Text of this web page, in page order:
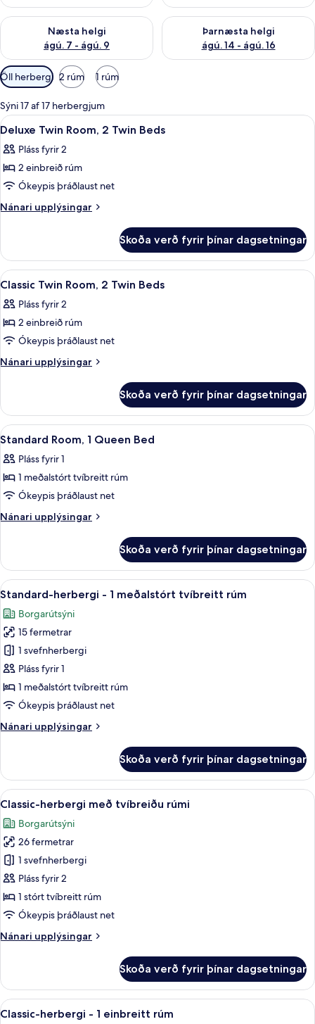
Næsta helgi
ágú. 7 - ágú. 9
Athuga framboð næstu helgi ágú. 7 - ágú. 9
Þarnæsta helgi
ágú. 14 - ágú. 16
Athuga framboð þarnæstu
Síur
í
boði
fyrir
herbergi
Öll herbergi 2 rúm 1 rúm
Sýni 17 af 17 herbergjum
Skoða
allar
myndir
fyrir
Deluxe
Twin
Twin
Beds
Rúmföt af bestu gerð, míníbar,
4
Deluxe Twin Room, 2 Twin Beds
Pláss fyrir 2
2 einbreið rúm
Ókeypis þráðlaust net
Nánari upplýsingar
Nánari
Twin
Room,
2
Beds
Skoða verð fyrir þínar dagsetningar
Skoða
allar
myndir
fyrir
Classic
Twin
Twin
Beds
Rúmföt af bestu gerð, míníbar,
3
Classic Twin Room, 2 Twin Beds
Pláss fyrir 2
2 einbreið rúm
Ókeypis þráðlaust net
Nánari upplýsingar
Nánari
Twin
Room,
2
Beds
Skoða verð fyrir þínar dagsetningar
Skoða
allar
myndir
fyrir
Standard
Room,
Bed
Rúmföt af bestu gerð, míníbar,
2
Standard Room, 1 Queen Bed
Pláss fyrir 1
1 meðalstórt tvíbreitt rúm
Ókeypis þráðlaust net
Nánari upplýsingar
Nánari
Room,
Queen
Skoða verð fyrir þínar dagsetningar
Skoða
allar
myndir
fyrir
Standard-
herbergi
-
1
meðalstórt
tvíbreitt
Rúmföt af bestu gerð, míníbar,
2
Standard-herbergi - 1 meðalstórt tvíbreitt rúm
Borgarútsýni
15 fermetrar
1 svefnherbergi
Pláss fyrir 1
1 meðalstórt tvíbreitt rúm
Ókeypis þráðlaust net
Nánari upplýsingar
Nánari
herbergi
1
tvíbreitt
rúm
Skoða verð fyrir þínar dagsetningar
Skoða
allar
myndir
fyrir
Classic-
herbergi
með
tvíbreiðu
Rúmföt af bestu gerð, míníbar,
4
Classic-herbergi með tvíbreiðu rúmi
Borgarútsýni
26 fermetrar
1 svefnherbergi
Pláss fyrir 2
1 stórt tvíbreitt rúm
Ókeypis þráðlaust net
Nánari upplýsingar
Nánari
herbergi
með
tvíbreiðu
Skoða verð fyrir þínar dagsetningar
Skoða
Rúmföt af bestu gerð, míníbar,
3
Classic-herbergi - 1 einbreitt rúm